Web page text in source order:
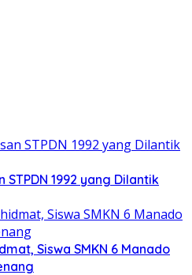
1992 yang Dilantik
Siswa SMKN 6 Manado